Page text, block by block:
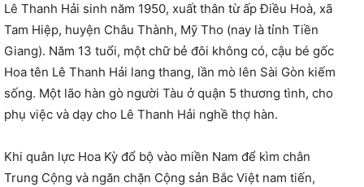
Lê Thanh Hải sinh năm 1950, xuất thân từ ấp Điều Hoà, xã
Tam Hiệp, huyện Châu Thành, Mỹ Tho (nay là tỉnh Tiền
Giang). Năm 13 tuổi, một chữ bẻ đôi không có, cậu bé gốc
Hoa tên Lê Thanh Hải lang thang, lần mò lên Sài Gòn kiếm
sống. Một lão hàn gò người Tàu ở quận 5 thương tình, cho
phụ việc và dạy cho Lê Thanh Hải nghề thợ hàn.
Khi quân lực Hoa Kỳ đổ bộ vào miền Nam để kìm chân
Trung Cộng và ngăn chặn Cộng sản Bắc Việt nam tiến,